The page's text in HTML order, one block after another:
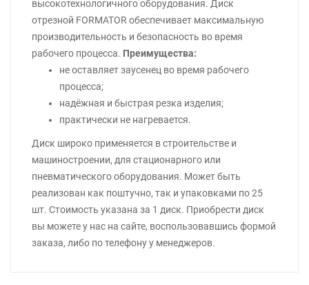
высокотехнологичного оборудования. Диск
отрезной FORMATOR обеспечивает максимальную
производительность и безопасность во время
рабочего процесса. Преимущества:
не оставляет заусенец во время рабочего
процесса;
надёжная и быстрая резка изделия;
практически не нагревается.
Диск широко применяется в строительстве и
машиностроении, для стационарного или
пневматического оборудования. Может быть
реализован как поштучно, так и упаковками по 25
шт. Стоимость указана за 1 диск. Приобрести диск
вы можете у нас на сайте, воспользовавшись формой
заказа, либо по телефону у менеджеров.